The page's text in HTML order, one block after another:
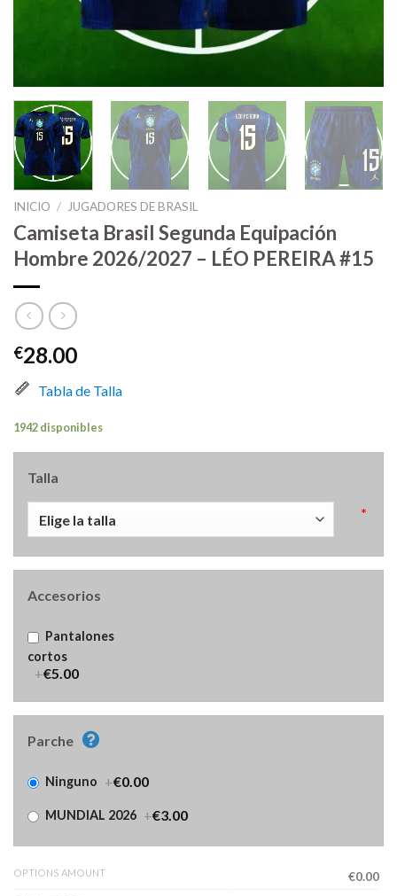
INICIO / JUGADORES DE BRASIL
Camiseta Brasil Segunda Equipación
Hombre 2026/2027 – LÉO PEREIRA #15
€28.00
Tabla de Talla
1942 disponibles
Talla
*
Accesorios
Pantalones
cortos
+€5.00
Parche
Ninguno +€0.00
MUNDIAL 2026 +€3.00
OPTIONS AMOUNT
€0.00